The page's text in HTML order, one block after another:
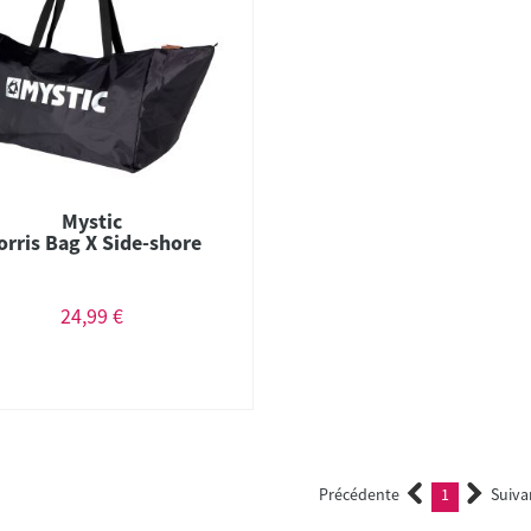
Mystic
Bag X Side-shore
24,99 €
Précédente 1 (current)